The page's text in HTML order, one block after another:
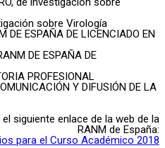
sobre Virología
DE ESPAÑA DE LICENCIADO EN
DE ESPAÑA DE
PROFESIONAL
Y DIFUSIÓN DE LA
siguiente enlace de la web de la
RANM de España:
para el Curso Académico 2018